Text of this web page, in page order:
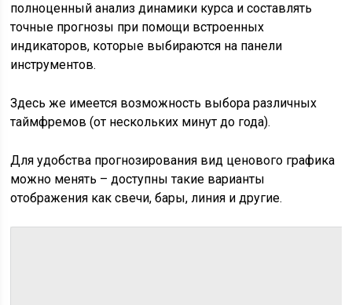
полноценный анализ динамики курса и составлять
точные прогнозы при помощи встроенных
индикаторов, которые выбираются на панели
инструментов.
Здесь же имеется возможность выбора различных
таймфремов (от нескольких минут до года).
Для удобства прогнозирования вид ценового графика
можно менять – доступны такие варианты
отображения как свечи, бары, линия и другие.